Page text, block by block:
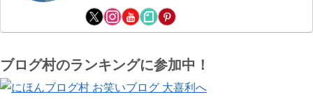
ブログ村のランキングに参加中！